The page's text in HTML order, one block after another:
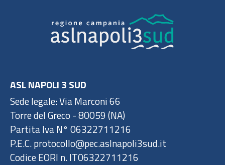
ASL NAPOLI 3 SUD
Sede legale: Via Marconi 66
Torre del Greco - 80059 (NA)
Partita Iva N° 06322711216
P.E.C. protocollo@pec.aslnapoli3sud.it
Codice EORI n. IT06322711216